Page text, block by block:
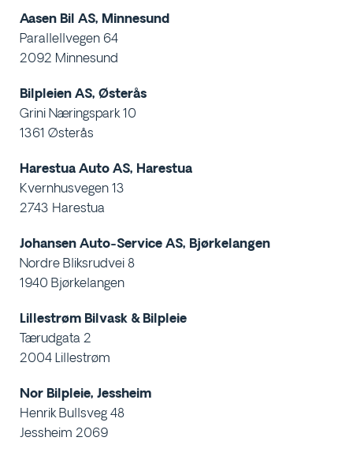
Aasen Bil AS, Minnesund
Parallellvegen 64
2092 Minnesund
Bilpleien AS, Østerås
Grini Næringspark 10
1361 Østerås
Harestua Auto AS, Harestua
Kvernhusvegen 13
2743 Harestua
Johansen Auto-Service AS, Bjørkelangen
Nordre Bliksrudvei 8
1940 Bjørkelangen
Lillestrøm Bilvask & Bilpleie
Tærudgata 2
2004 Lillestrøm
Nor Bilpleie, Jessheim
Henrik Bullsveg 48
Jessheim 2069